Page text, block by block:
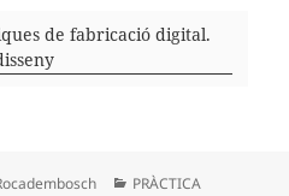
de fabricació digital.
Categories
PRÀCTICA